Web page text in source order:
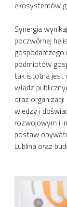
ekosystemów
Synergia
poczwórnej
gospodarczego
podmiotów
tak istotna jest
władz
oraz
wiedzy i
rozwojowym i
postaw
Lublina oraz